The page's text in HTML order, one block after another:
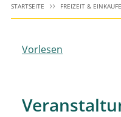
STARTSEITE FREIZEIT &
Vorlesen